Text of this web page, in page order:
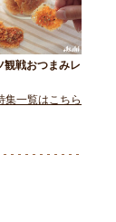
観戦おつまみレ
集一覧はこちら